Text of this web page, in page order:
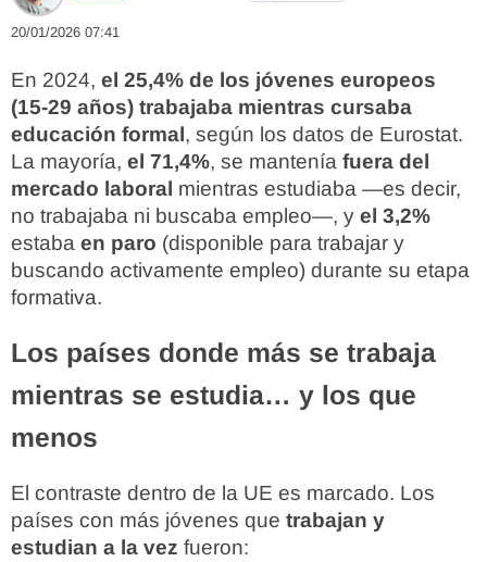
20/01/2026 07:41
En 2024, el 25,4% de los jóvenes europeos
(15-29 años) trabajaba mientras cursaba
educación formal, según los datos de Eurostat.
La mayoría, el 71,4%, se mantenía fuera del
mercado laboral mientras estudiaba —es decir,
no trabajaba ni buscaba empleo—, y el 3,2%
estaba en paro (disponible para trabajar y
buscando activamente empleo) durante su etapa
formativa.
Los países donde más se trabaja
mientras se estudia… y los que
menos
El contraste dentro de la UE es marcado. Los
países con más jóvenes que trabajan y
estudian a la vez fueron: